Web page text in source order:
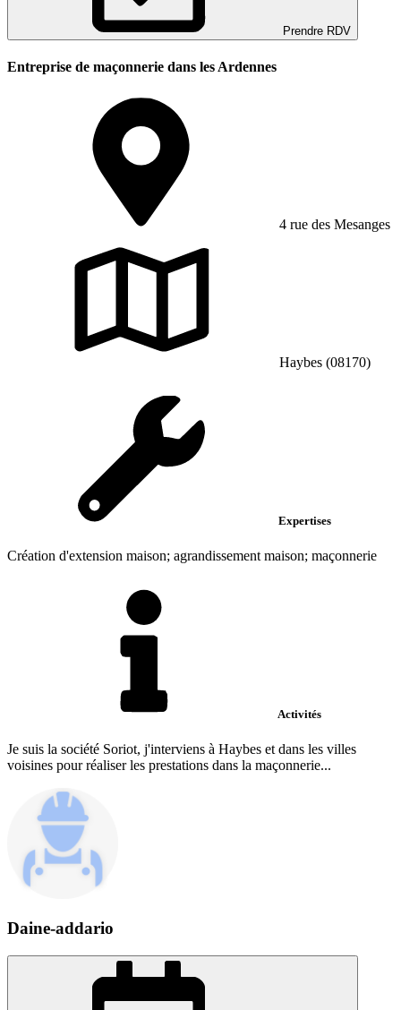
Prendre RDV
Entreprise de maçonnerie dans les Ardennes
4 rue des Mesanges
Haybes (08170)
Expertises
Création d'extension maison; agrandissement maison; maçonnerie
Activités
Je suis la société Soriot, j'interviens à Haybes et dans les villes
voisines pour réaliser les prestations dans la maçonnerie...
Daine-addario